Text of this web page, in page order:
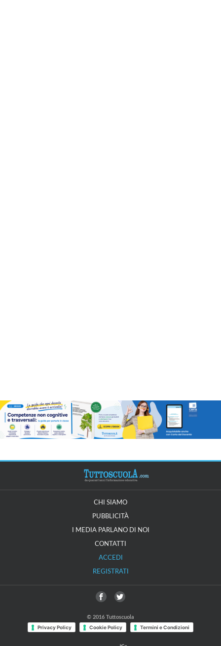
CHI SIAMO
PUBBLICITÀ
I MEDIA PARLANO DI NOI
CONTATTI
ACCEDI
REGISTRATI
© 2016 Tuttoscuola
Privacy Policy Cookie Policy Termini e Condizioni